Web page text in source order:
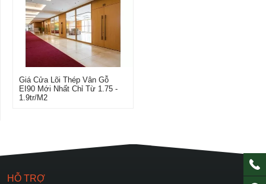
Giá Cửa Lõi Thép Vân Gỗ
EI90 Mới Nhất Chỉ Từ 1.75 -
1.9tr/M2
HỖ TRỢ